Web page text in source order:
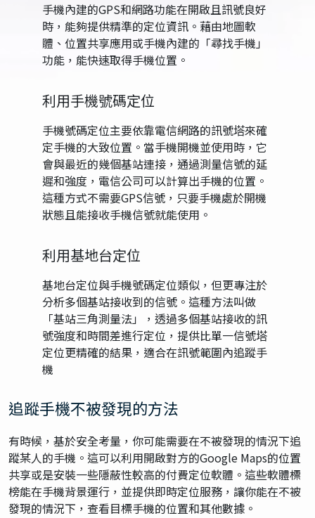
手機內建的GPS和網路功能在開啟且訊號良好
時，能夠提供精準的定位資訊。藉由地圖軟
體、位置共享應用或手機內建的「尋找手機」
功能，能快速取得手機位置。
利用手機號碼定位
手機號碼定位主要依靠電信網路的訊號塔來確
定手機的大致位置。當手機開機並使用時，它
會與最近的幾個基站連接，通過測量信號的延
遲和強度，電信公司可以計算出手機的位置。
這種方式不需要GPS信號，只要手機處於開機
狀態且能接收手機信號就能使用。
利用基地台定位
基地台定位與手機號碼定位類似，但更專注於
分析多個基站接收到的信號。這種方法叫做
「基站三角測量法」，透過多個基站接收的訊
號強度和時間差進行定位，提供比單一信號塔
定位更精確的結果，適合在訊號範圍內追蹤手
機
追蹤手機不被發現的方法
有時候，基於安全考量，你可能需要在不被發現的情況下追
蹤某人的手機。這可以利用開啟對方的Google Maps的位置
共享或是安裝一些隱蔽性較高的付費定位軟體。這些軟體標
榜能在手機背景運行，並提供即時定位服務，讓你能在不被
發現的情況下，查看目標手機的位置和其他數據。